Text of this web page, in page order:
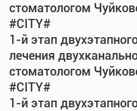
стоматологом
#CITY#
1-й этап
лечения
стоматологом
#CITY#
1-й этап